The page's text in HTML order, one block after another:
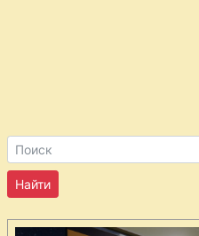
Курица с
эстрагоном
Курица
запеченная в